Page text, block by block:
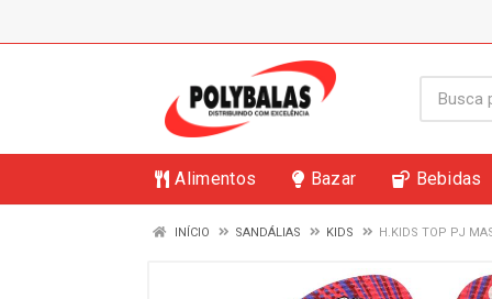
Alimentos Bazar Bebidas
INÍCIO SANDÁLIAS KIDS H.KIDS TOP PJ